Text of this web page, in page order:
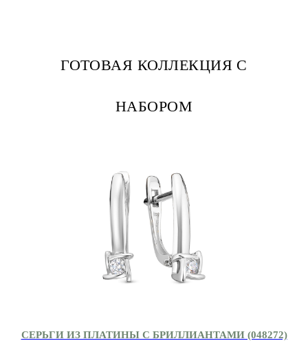
ГОТОВАЯ КОЛЛЕКЦИЯ С
НАБОРОМ
СЕРЬГИ ИЗ ПЛАТИНЫ С БРИЛЛИАНТАМИ (048272)